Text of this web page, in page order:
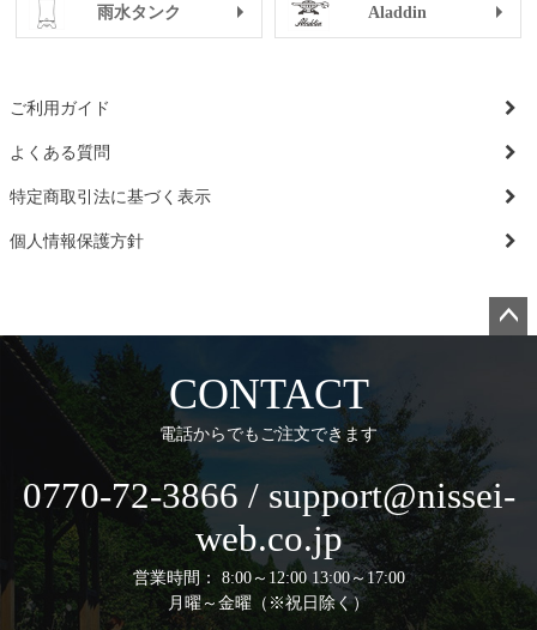
雨水タンク Aladdin
ご利用ガイド
よくある質問
特定商取引法に基づく表示
個人情報保護方針
CONTACT
電話からでもご注文できます
0770-72-3866 / support@nissei-
web.co.jp
営業時間： 8:00～12:00 13:00～17:00
月曜～金曜（※祝日除く）